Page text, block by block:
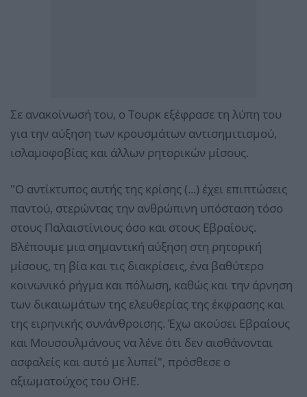
Σε ανακοίνωσή του, ο Τουρκ εξέφρασε τη λύπη του
για την αύξηση των κρουσμάτων αντισημιτισμού,
ισλαμοφοβίας και άλλων ρητορικών μίσους.
"Ο αντίκτυπος αυτής της κρίσης (...) έχει επιπτώσεις
παντού, στερώντας την ανθρώπινη υπόσταση τόσο
στους Παλαιστίνιους όσο και στους Εβραίους.
Βλέπουμε μια σημαντική αύξηση στη ρητορική
μίσους, τη βία και τις διακρίσεις, ένα βαθύτερο
κοινωνικό ρήγμα και πόλωση, καθώς και την άρνηση
των δικαιωμάτων της ελευθερίας της έκφρασης και
της ειρηνικής συνάνθροισης. Έχω ακούσει Εβραίους
και Μουσουλμάνους να λένε ότι δεν αισθάνονται
ασφαλείς και αυτό με λυπεί", πρόσθεσε ο
αξιωματούχος του ΟΗΕ.